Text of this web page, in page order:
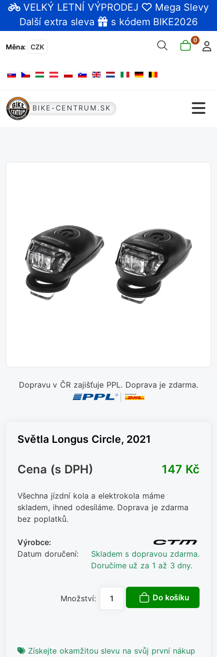
VELKÝ LETNÍ VÝPRODEJ
Mega Slevy
Další extra sleva
s kódem BIKE2026
Měna: CZK
0
Zvolte jazyk
BIKE-CENTRUM.SK
Dopravu v ČR zajišťuje PPL. Doprava je zdarma.
Světla Longus Circle, 2021
Cena (s DPH) 147 Kč
Všechna jízdní kola a elektrokola máme
skladem, ihned odesíláme. Doprava je zdarma
bez poplatků.
Výrobce:
Datum doručení:
Skladem s dopravou zdarma.
Doručíme už za 1 až 3 dny.
Množství: Do košíku
Získejte okamžitou slevu na svůj první nákup